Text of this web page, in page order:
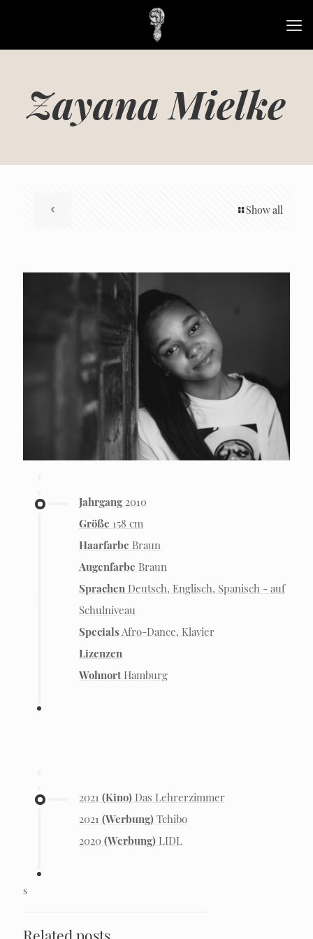
Zayana Mielke
Show all
Jahrgang 2010
Größe 158 cm
Haarfarbe Braun
Augenfarbe Braun
Sprachen Deutsch, Englisch, Spanisch - auf
Schulniveau
Specials Afro-Dance, Klavier
Lizenzen
Wohnort Hamburg
2021 (Kino) Das Lehrerzimmer
2021 (Werbung) Tchibo
2020 (Werbung) LIDL
s
Related posts